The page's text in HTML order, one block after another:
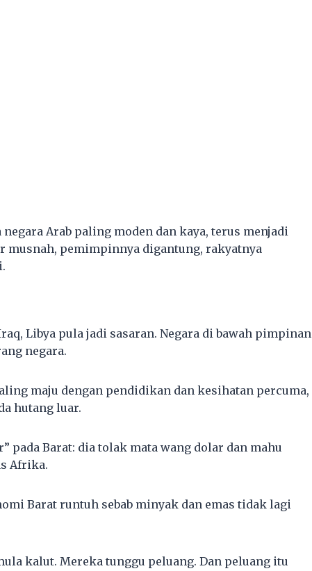
Arab paling moden dan kaya, terus menjadi
musnah, pemimpinnya digantung, rakyatnya
Libya pula jadi sasaran. Negara di bawah pimpinan
negara.
maju dengan pendidikan dan kesihatan percuma,
hutang luar.
pada Barat: dia tolak mata wang dolar dan mahu
Afrika.
Barat runtuh sebab minyak dan emas tidak lagi
kalut. Mereka tunggu peluang. Dan peluang itu